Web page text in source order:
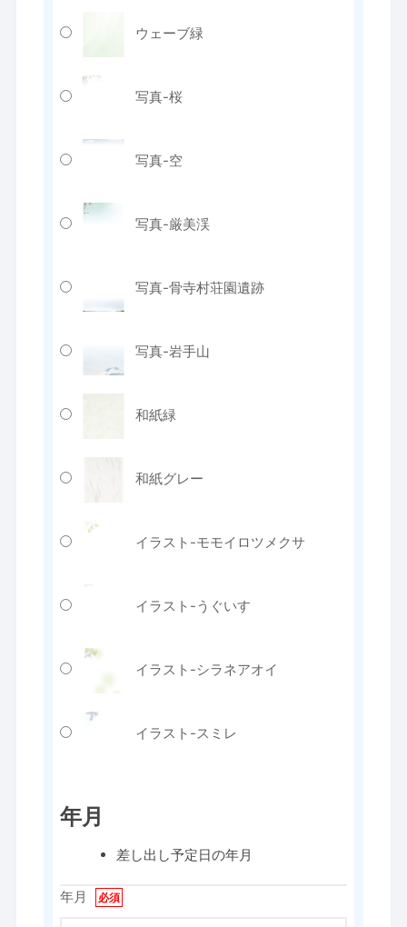
ウェーブ緑
写真-桜
写真-空
写真-厳美渓
写真-骨寺村荘園遺跡
写真-岩手山
和紙緑
和紙グレー
イラスト-モモイロツメクサ
イラスト-うぐいす
イラスト-シラネアオイ
イラスト-スミレ
年月
差し出し予定日の年月
年月